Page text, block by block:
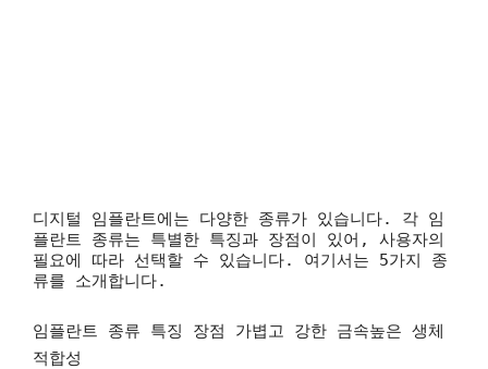
디지털 임플란트에는 다양한 종류가 있습니다. 각 임
플란트 종류는 특별한 특징과 장점이 있어, 사용자의
필요에 따라 선택할 수 있습니다. 여기서는 5가지 종
류를 소개합니다.
임플란트 종류 특징 장점 가볍고 강한 금속높은 생체
적합성